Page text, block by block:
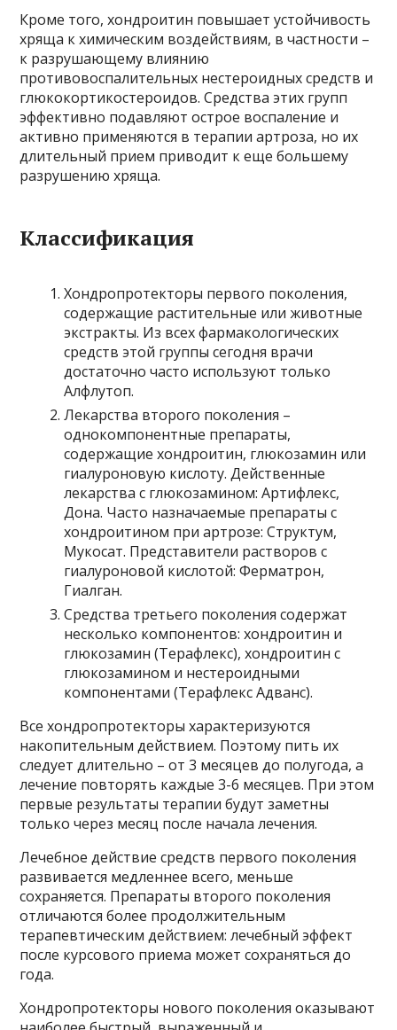
Кроме того, хондроитин повышает устойчивость
хряща к химическим воздействиям, в частности –
к разрушающему влиянию
противовоспалительных нестероидных средств и
глюкокортикостероидов. Средства этих групп
эффективно подавляют острое воспаление и
активно применяются в терапии артроза, но их
длительный прием приводит к еще большему
разрушению хряща.
Классификация
Хондропротекторы первого поколения,
содержащие растительные или животные
экстракты. Из всех фармакологических
средств этой группы сегодня врачи
достаточно часто используют только
Алфлутоп.
Лекарства второго поколения –
однокомпонентные препараты,
содержащие хондроитин, глюкозамин или
гиалуроновую кислоту. Действенные
лекарства с глюкозамином: Артифлекс,
Дона. Часто назначаемые препараты с
хондроитином при артрозе: Структум,
Мукосат. Представители растворов с
гиалуроновой кислотой: Ферматрон,
Гиалган.
Средства третьего поколения содержат
несколько компонентов: хондроитин и
глюкозамин (Терафлекс), хондроитин с
глюкозамином и нестероидными
компонентами (Терафлекс Адванс).
Все хондропротекторы характеризуются
накопительным действием. Поэтому пить их
следует длительно – от 3 месяцев до полугода, а
лечение повторять каждые 3-6 месяцев. При этом
первые результаты терапии будут заметны
только через месяц после начала лечения.
Лечебное действие средств первого поколения
развивается медленнее всего, меньше
сохраняется. Препараты второго поколения
отличаются более продолжительным
терапевтическим действием: лечебный эффект
после курсового приема может сохраняться до
года.
Хондропротекторы нового поколения оказывают